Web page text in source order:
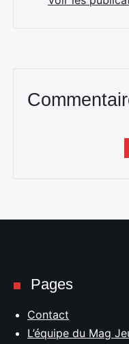
Pages
Contact
L’équipe du Mag